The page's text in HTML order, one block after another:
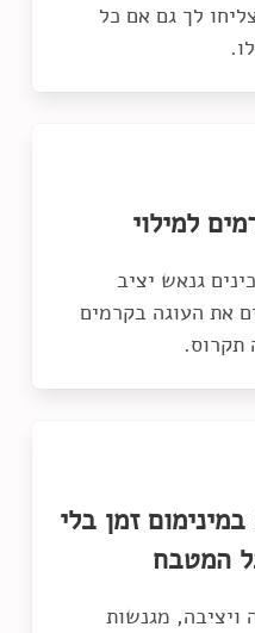
לך גם אם כל
למילוי
גנאש יציב
את העוגה בקרמים
תקרוס.
זמן בלי
המטבח
ויציבה, מגנשות